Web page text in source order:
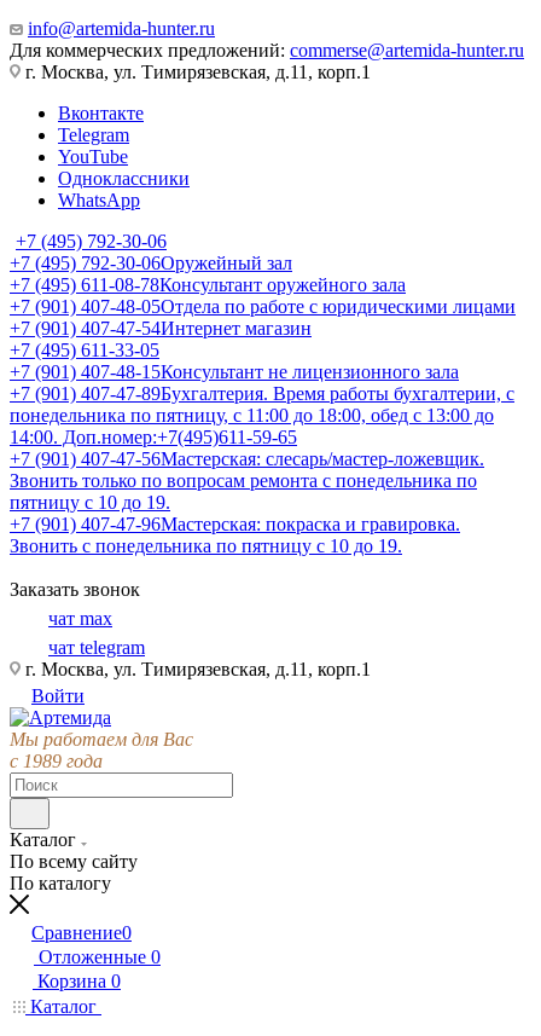
info@artemida-hunter.ru
Для коммерческих предложений: commerse@artemida-hunter.ru
г. Москва, ул. Тимирязевская, д.11, корп.1
Вконтакте
Telegram
YouTube
Одноклассники
WhatsApp
+7 (495) 792-30-06
+7 (495) 792-30-06Оружейный зал
+7 (495) 611-08-78Консультант оружейного зала
+7 (901) 407-48-05Отдела по работе с юридическими лицами
+7 (901) 407-47-54Интернет магазин
+7 (495) 611-33-05
+7 (901) 407-48-15Консультант не лицензионного зала
+7 (901) 407-47-89Бухгалтерия. Время работы бухгалтерии, с
понедельника по пятницу, с 11:00 до 18:00, обед с 13:00 до
14:00. Доп.номер:+7(495)611-59-65
+7 (901) 407-47-56Мастерская: слесарь/мастер-ложевщик.
Звонить только по вопросам ремонта с понедельника по
пятницу с 10 до 19.
+7 (901) 407-47-96Мастерская: покраска и гравировка.
Звонить с понедельника по пятницу с 10 до 19.
Заказать звонок
чат max
чат telegram
г. Москва, ул. Тимирязевская, д.11, корп.1
Войти
Мы работаем для Вас
с 1989 года
Каталог
По всему сайту
По каталогу
Сравнение0
Отложенные 0
Корзина 0
Каталог